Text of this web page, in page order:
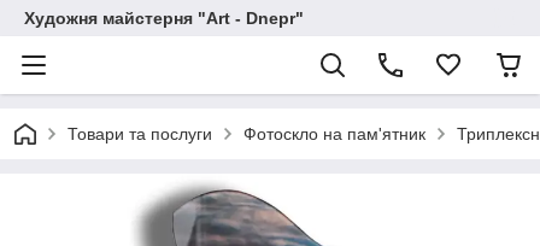
Художня майстерня "Art - Dnepr"
Товари та послуги Фотоскло на пам'ятник